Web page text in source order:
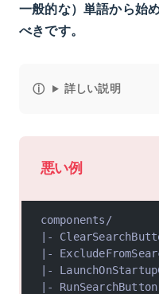
一般的な）単語から始
べきです。
詳しい説明
悪い例
components/
|-
|-
|-
|-